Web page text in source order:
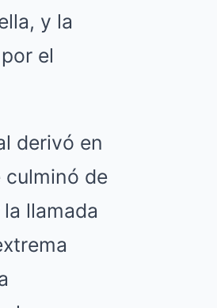
y la
el
derivó en
culminó de
llamada